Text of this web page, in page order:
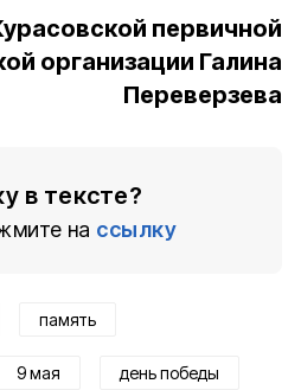
первичной
организации Галина
Переверзева
в тексте?
на ссылку
память
9 мая день победы